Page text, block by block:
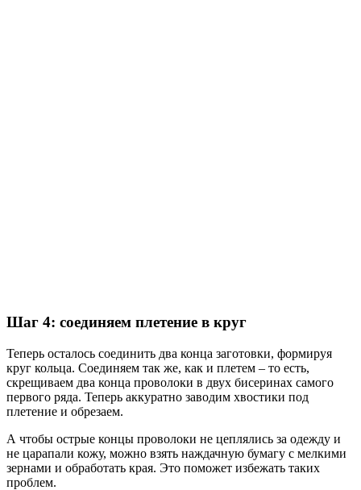
Шаг 4: соединяем плетение в круг
Теперь осталось соединить два конца заготовки, формируя
круг кольца. Соединяем так же, как и плетем – то есть,
скрещиваем два конца проволоки в двух бисеринах самого
первого ряда. Теперь аккуратно заводим хвостики под
плетение и обрезаем.
А чтобы острые концы проволоки не цеплялись за одежду и
не царапали кожу, можно взять наждачную бумагу с мелкими
зернами и обработать края. Это поможет избежать таких
проблем.